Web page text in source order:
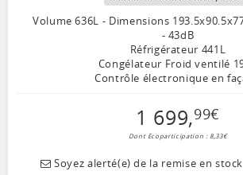
Volume 636L - Dimensions
- 43dB
Réfrigérateur 441L
Congélateur Froid ventilé
Contrôle électronique en
1 699,99€
Dont Ecoparticipation : 8,33€
Soyez alerté(e) de la remise en